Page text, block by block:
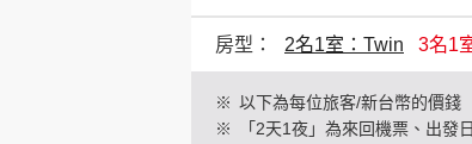
房型： 2名1室：Twin 3名1
※ 以下為每位旅客/新台幣的價錢
※
「2天1夜」為來回機票、出發